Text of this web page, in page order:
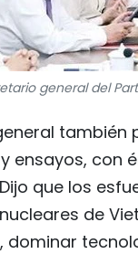
general del
ensayos, con
que los
de
dominar